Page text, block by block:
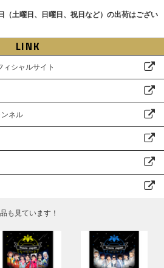
（土曜日、日曜日、祝日など）の出荷はござい
LINK
ィシャルサイト
ネル
も見ています！